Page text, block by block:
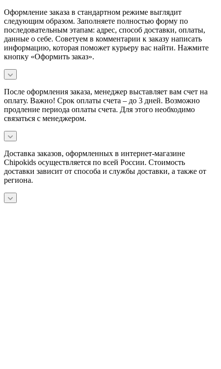
Оформление заказа в стандартном режиме выглядит
следующим образом. Заполняете полностью форму по
последовательным этапам: адрес, способ доставки, оплаты,
данные о себе. Советуем в комментарии к заказу написать
информацию, которая поможет курьеру вас найти. Нажмите
кнопку «Оформить заказ».
После оформления заказа, менеджер выставляет вам счет на
оплату. Важно! Срок оплаты счета – до 3 дней. Возможно
продление периода оплаты счета. Для этого необходимо
связаться с менеджером.
Доставка заказов, оформленных в интернет-магазине
Chipokids осуществляется по всей России. Стоимость
доставки зависит от способа и службы доставки, а также от
региона.